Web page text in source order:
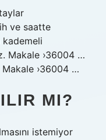
ve saatte
kademeli
Makale ›36004 …
Makale ›36004 …
MI?
istemiyor